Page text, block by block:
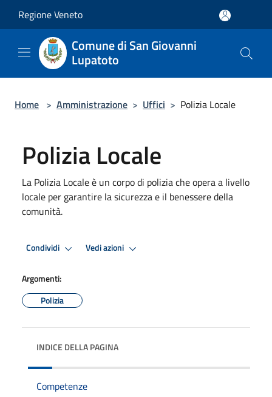
Regione Veneto
Comune di San Giovanni
Lupatoto
Home > Amministrazione > Uffici > Polizia Locale
Polizia Locale
La Polizia Locale è un corpo di polizia che opera a livello
locale per garantire la sicurezza e il benessere della
comunità.
Condividi Vedi azioni
Argomenti:
Polizia
INDICE DELLA PAGINA
Competenze